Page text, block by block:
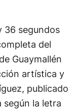
36 segundos
del
Guaymallén
artística y
publicado
según la letra